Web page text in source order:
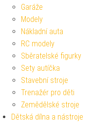
Garáže
Modely
Nákladní auta
RC modely
Sběratelské figurky
Sety autíčka
Stavební stroje
Trenažér pro děti
Zemědělské stroje
Dětská dílna a nástroje